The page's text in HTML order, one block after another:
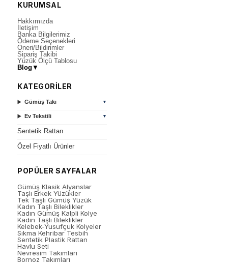
KURUMSAL
Hakkımızda
İletişim
Banka Bilgilerimiz
Ödeme Seçenekleri
Öneri/Bildirimler
Sipariş Takibi
Yüzük Ölçü Tablosu
Blog ▼
KATEGORİLER
Gümüş Takı ▼
Ev Tekstili ▼
Sentetik Rattan
Özel Fiyatlı Ürünler
POPÜLER SAYFALAR
Gümüş Klasik Alyanslar
Taşlı Erkek Yüzükler
Tek Taşlı Gümüş Yüzük
Kadın Taşlı Bileklikler
Kadın Gümüş Kalpli Kolye
Kadın Taşlı Bileklikler
Kelebek-Yusufçuk Kolyeler
Sıkma Kehribar Tesbih
Sentetik Plastik Rattan
Havlu Seti
Nevresim Takımları
Bornoz Takımları